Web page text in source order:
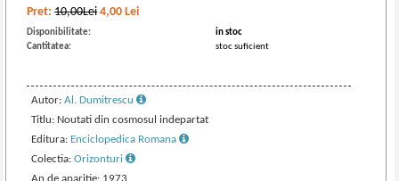
Pret:10,00Lei 4,00 Lei
Disponibilitate:
in stoc
Cantitatea:
stoc suficient
Autor:Al. Dumitrescu
Titlu: Noutati din cosmosul indepartat
Editura: Enciclopedica Romana
Colectia:Orizonturi